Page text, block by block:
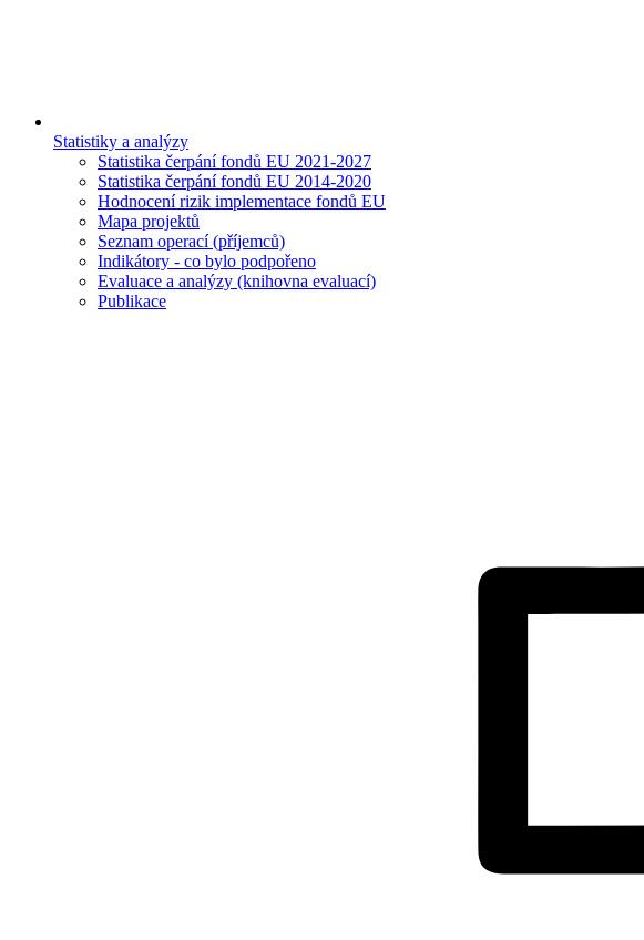
Statistiky a analýzy
Statistika čerpání fondů EU 2021-2027
Statistika čerpání fondů EU 2014-2020
Hodnocení rizik implementace fondů EU
Mapa projektů
Seznam operací (příjemců)
Indikátory - co bylo podpořeno
Evaluace a analýzy (knihovna evaluací)
Publikace